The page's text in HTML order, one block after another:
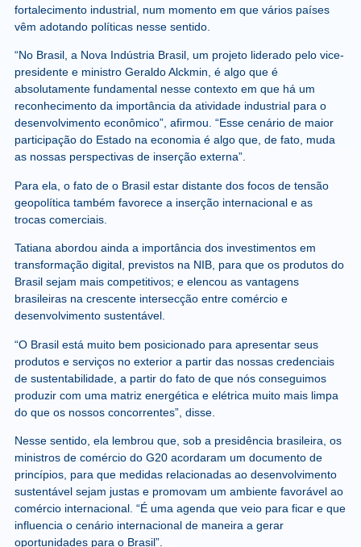
fortalecimento industrial, num momento em que vários países
vêm adotando políticas nesse sentido.
“No Brasil, a Nova Indústria Brasil, um projeto liderado pelo vice-
presidente e ministro Geraldo Alckmin, é algo que é
absolutamente fundamental nesse contexto em que há um
reconhecimento da importância da atividade industrial para o
desenvolvimento econômico”, afirmou. “Esse cenário de maior
participação do Estado na economia é algo que, de fato, muda
as nossas perspectivas de inserção externa”.
Para ela, o fato de o Brasil estar distante dos focos de tensão
geopolítica também favorece a inserção internacional e as
trocas comerciais.
Tatiana abordou ainda a importância dos investimentos em
transformação digital, previstos na NIB, para que os produtos do
Brasil sejam mais competitivos; e elencou as vantagens
brasileiras na crescente intersecção entre comércio e
desenvolvimento sustentável.
“O Brasil está muito bem posicionado para apresentar seus
produtos e serviços no exterior a partir das nossas credenciais
de sustentabilidade, a partir do fato de que nós conseguimos
produzir com uma matriz energética e elétrica muito mais limpa
do que os nossos concorrentes”, disse.
Nesse sentido, ela lembrou que, sob a presidência brasileira, os
ministros de comércio do G20 acordaram um documento de
princípios, para que medidas relacionadas ao desenvolvimento
sustentável sejam justas e promovam um ambiente favorável ao
comércio internacional. “É uma agenda que veio para ficar e que
influencia o cenário internacional de maneira a gerar
oportunidades para o Brasil”.